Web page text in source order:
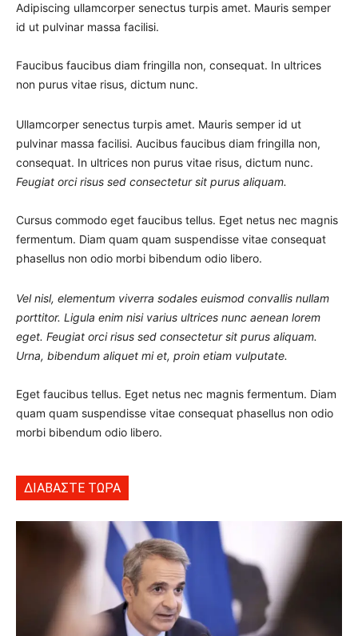
Adipiscing ullamcorper senectus turpis amet. Mauris semper
id ut pulvinar massa facilisi.
Faucibus faucibus diam fringilla non, consequat. In ultrices
non purus vitae risus, dictum nunc.
Ullamcorper senectus turpis amet. Mauris semper id ut
pulvinar massa facilisi. Aucibus faucibus diam fringilla non,
consequat. In ultrices non purus vitae risus, dictum nunc.
Feugiat orci risus sed consectetur sit purus aliquam.
Cursus commodo eget faucibus tellus. Eget netus nec magnis
fermentum. Diam quam quam suspendisse vitae consequat
phasellus non odio morbi bibendum odio libero.
Vel nisl, elementum viverra sodales euismod convallis nullam
porttitor. Ligula enim nisi varius ultrices nunc aenean lorem
eget. Feugiat orci risus sed consectetur sit purus aliquam.
Urna, bibendum aliquet mi et, proin etiam vulputate.
Eget faucibus tellus. Eget netus nec magnis fermentum. Diam
quam quam suspendisse vitae consequat phasellus non odio
morbi bibendum odio libero.
ΔΙΑΒΑΣΤΕ ΤΩΡΑ